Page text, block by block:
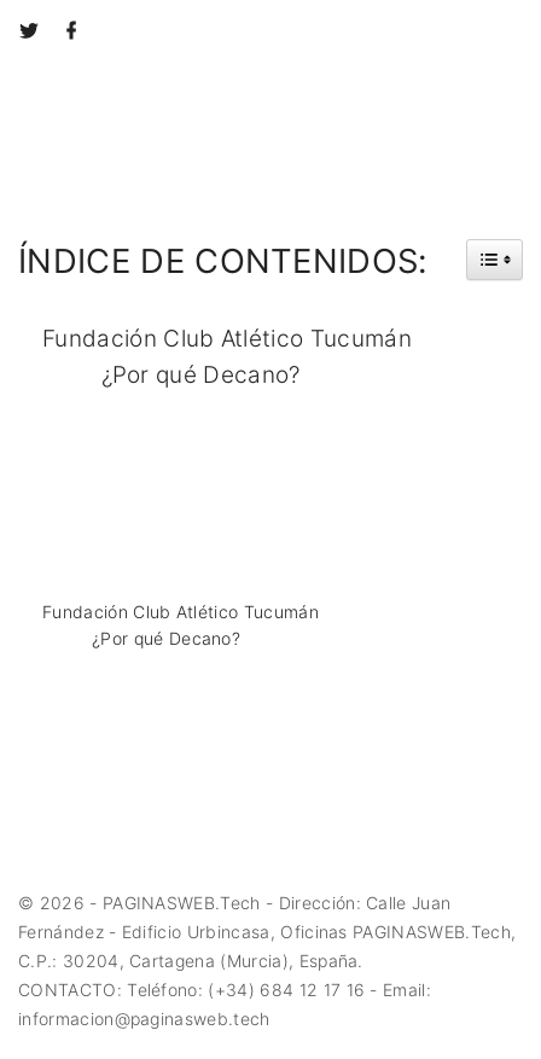
ÍNDICE DE CONTENIDOS:
Fundación Club Atlético Tucumán
¿Por qué Decano?
Fundación Club Atlético Tucumán
¿Por qué Decano?
© 2026 - PAGINASWEB.Tech - Dirección: Calle Juan
Fernández - Edificio Urbincasa, Oficinas PAGINASWEB.Tech,
C.P.: 30204, Cartagena (Murcia), España.
CONTACTO: Teléfono: (+34) 684 12 17 16 - Email:
informacion@paginasweb.tech